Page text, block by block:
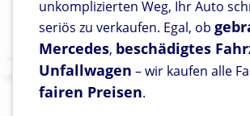
unkomplizierten Weg, Ihr Auto
seriös zu verkaufen. Egal, ob
Mercedes, beschädigtes
Unfallwagen – wir kaufen alle
fairen Preisen.